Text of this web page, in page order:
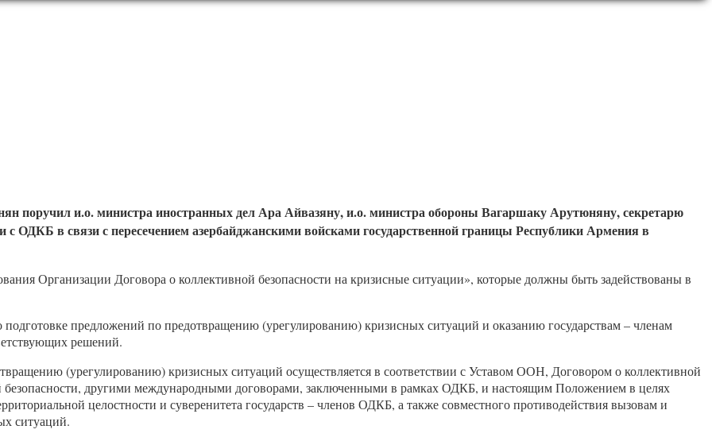
поручил и.о. министра иностранных дел Ара Айвазяну, и.о. министра обороны Вагаршаку Арутюняну, секретарю
с ОДКБ в связи с пересечением азербайджанскими войсками государственной границы Республики Армения в
Организации Договора о коллективной безопасности на кризисные ситуации», которые должны быть задействованы в
предложений по предотвращению (урегулированию) кризисных ситуаций и оказанию государствам – членам
решений.
(урегулированию) кризисных ситуаций осуществляется в соответствии с Уставом ООН, Договором о коллективной
безопасности, другими международными договорами, заключенными в рамках ОДКБ, и настоящим Положением в целях
целостности и суверенитета государств – членов ОДКБ, а также совместного противодействия вызовам и
ситуаций.